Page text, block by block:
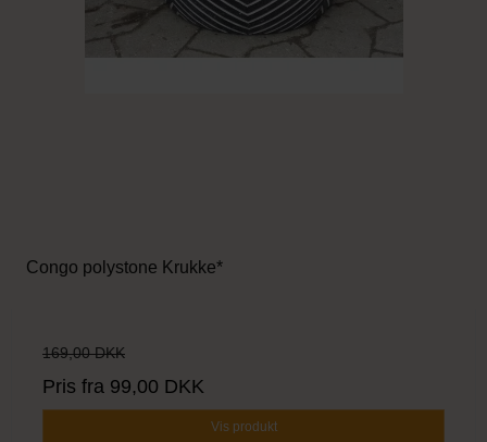
Congo polystone Krukke*
169,00 DKK
Pris fra 99,00 DKK
Vis produkt